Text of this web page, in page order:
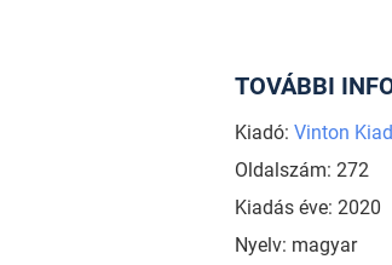
TOVÁBBI
Kiadó: Vinton
Oldalszám: 272
Kiadás éve: 2020
Nyelv: magyar